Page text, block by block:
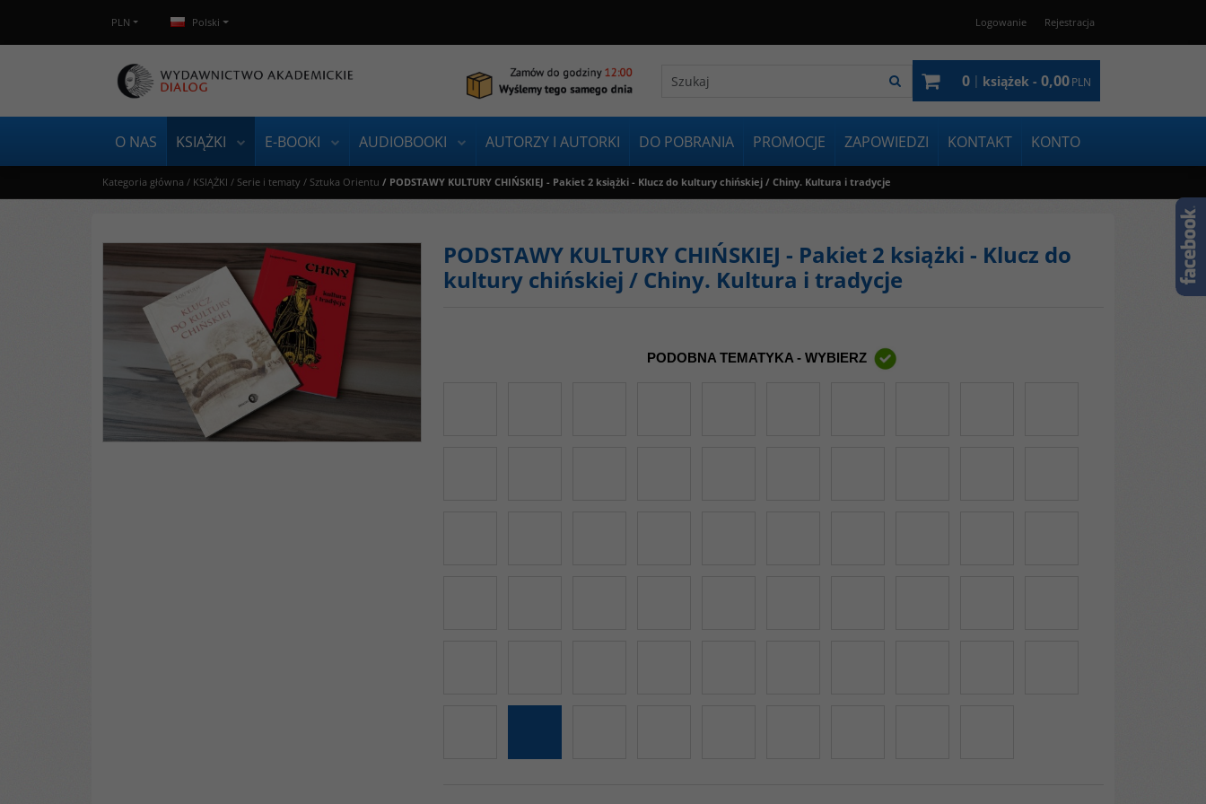
PLN Polski Logowanie Rejestracja
0 | książek - 0,00PLN
O NAS KSIĄŻKI E-BOOKI AUDIOBOOKI AUTORZY I AUTORKI DO POBRANIA PROMOCJE ZAPOWIEDZI KONTAKT KONTO
Kategoria główna / KSIĄŻKI / Serie i tematy / Sztuka Orientu / PODSTAWY KULTURY CHIŃSKIEJ - Pakiet 2 książki - Klucz do kultury chińskiej / Chiny. Kultura i tradycje
PODSTAWY KULTURY CHIŃSKIEJ - Pakiet 2 książki - Klucz do
kultury chińskiej / Chiny. Kultura i tradycje
PODOBNA TEMATYKA - WYBIERZ